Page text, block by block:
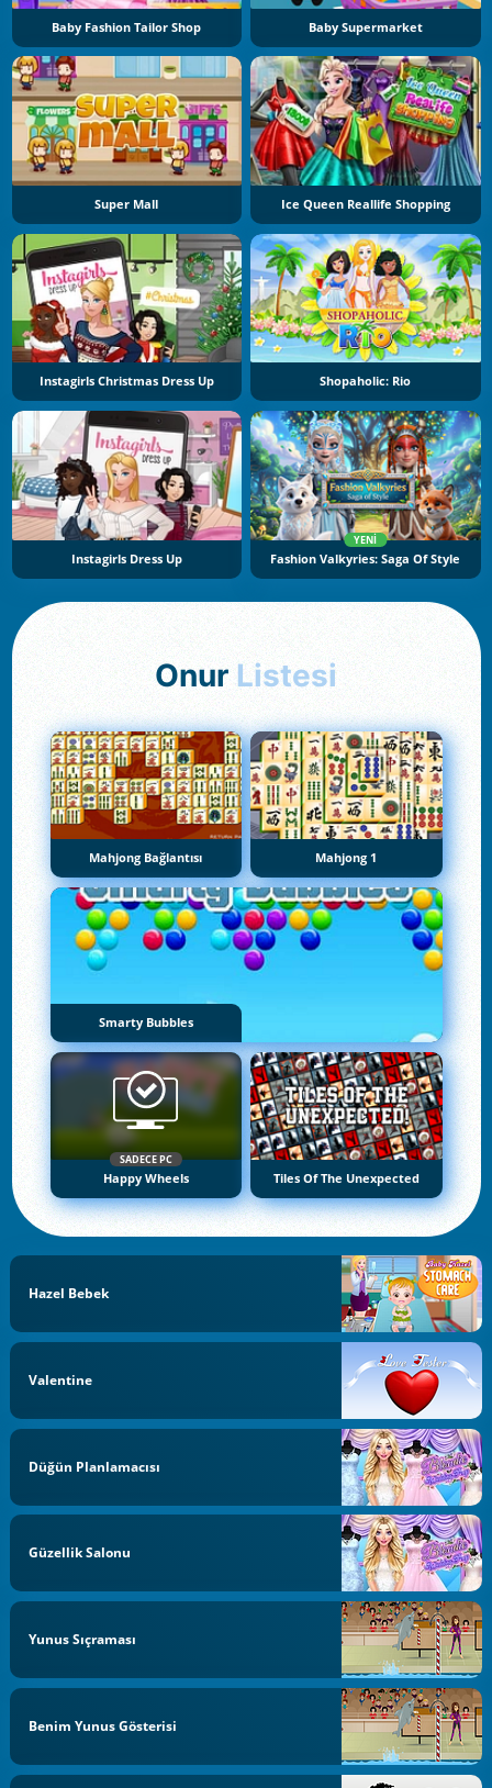
Baby Fashion Tailor Shop Baby Supermarket
Super Mall Ice Queen Reallife Shopping
Instagirls Christmas Dress Up Shopaholic: Rio
Instagirls Dress Up
YENI
Fashion Valkyries: Saga Of Style
Onur Listesi
Mahjong Bağlantısı Mahjong 1
Smarty Bubbles
SADECE PC
Happy Wheels Tiles Of The Unexpected
Hazel Bebek
Valentine
Düğün Planlamacısı
Güzellik Salonu
Yunus Sıçraması
Benim Yunus Gösterisi